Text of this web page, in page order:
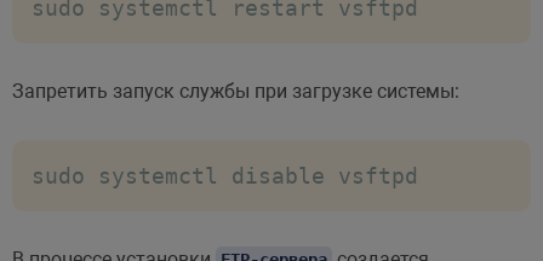
sudo systemctl restart vsftpd
Запретить запуск службы при загрузке системы:
sudo systemctl disable vsftpd